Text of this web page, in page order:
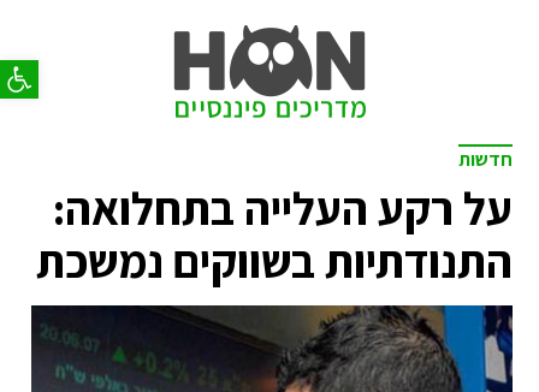
פתח
חדשות
על רקע העלייה בתחלואה:
התנודתיות בשווקים נמשכת